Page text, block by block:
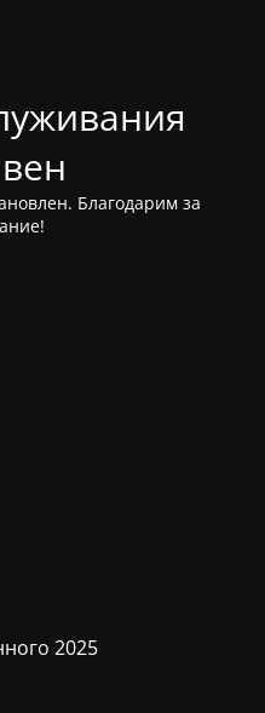
Благодарим за
2025